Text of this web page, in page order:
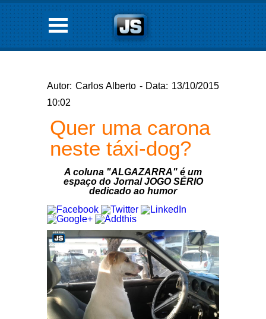
Autor: Carlos Alberto - Data: 13/10/2015
10:02
Quer uma carona
neste táxi-dog?
A coluna "ALGAZARRA" é um
espaço do Jornal JOGO SÉRIO
dedicado ao humor